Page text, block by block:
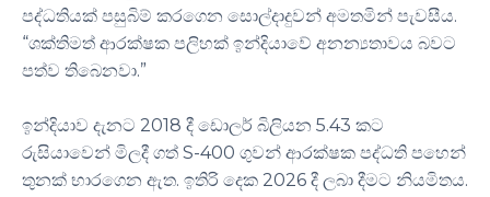
පද්ධතියක් පසුබිම් කරගෙන සොල්දාදුවන් අමතමින් පැවසීය.
“ශක්තිමත් ආරක්ෂක පලිහක් ඉන්දියාවේ අනන්‍යතාවය බවට
පත්ව තිබෙනවා.”
ඉන්දියාව දැනට 2018 දී ඩොලර් බිලියන 5.43 කට
රුසියාවෙන් මිලදී ගත් S-400 ගුවන් ආරක්ෂක පද්ධති පහෙන්
තුනක් භාරගෙන ඇත. ඉතිරි දෙක 2026 දී ලබා දීමට නියමිතය.